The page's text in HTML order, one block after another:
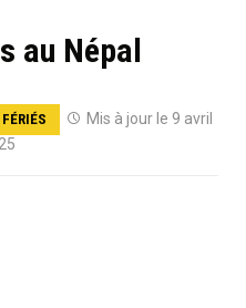
au Népal
Mis à jour le 9 avril